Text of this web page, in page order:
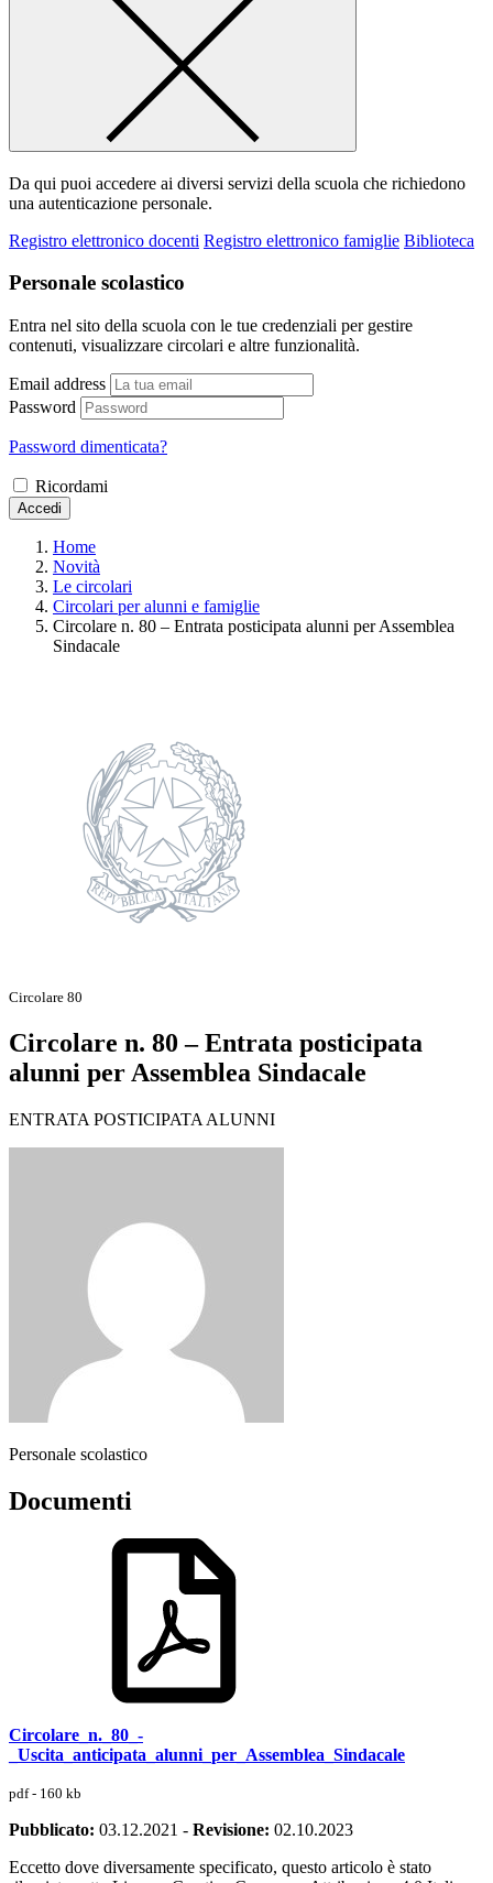
Da qui puoi accedere ai diversi servizi della scuola che richiedono
una autenticazione personale.
Registro elettronico docenti Registro elettronico famiglie Biblioteca
Personale scolastico
Entra nel sito della scuola con le tue credenziali per gestire
contenuti, visualizzare circolari e altre funzionalità.
Email address
Password
Password dimenticata?
Ricordami
Accedi
Home
Novità
Le circolari
Circolari per alunni e famiglie
Circolare n. 80 – Entrata posticipata alunni per Assemblea
Sindacale
Circolare 80
Circolare n. 80 – Entrata posticipata
alunni per Assemblea Sindacale
ENTRATA POSTICIPATA ALUNNI
Personale scolastico
Documenti
Circolare_n._80_-
_Uscita_anticipata_alunni_per_Assemblea_Sindacale
pdf - 160 kb
Pubblicato: 03.12.2021 - Revisione: 02.10.2023
Eccetto dove diversamente specificato, questo articolo è stato